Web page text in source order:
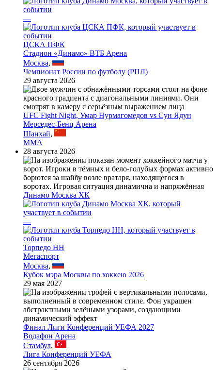
—
ЦСКА ПФК
Стадион «Динамо» ВТБ Арена
Москва,
Чемпионат России по футболу (РПЛ)
29 августа 2026
UFC Fight Night, Умар Нурмагомедов vs Сун Ядун
Мерседес-Бенц Арена
Шанхай,
MMA
28 августа 2026
Динамо Москва ХК
—
Торпедо НН
Мегаспорт
Москва,
Кубок мэра Москвы по хоккею 2026
29 мая 2027
Финал Лиги Конференций УЕФА 2027
Водафон Арена
Стамбул,
Лига Конференций УЕФА
26 сентября 2026